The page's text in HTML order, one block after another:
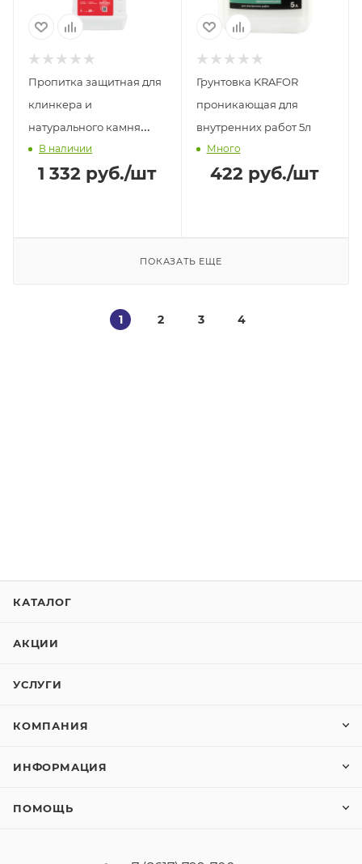
Пропитка защитная для
клинкера и
натурального камня
PLITONIT 1л
В наличии
1 332 руб./шт
Грунтовка KRAFOR
проникающая для
внутренних работ 5л
Много
422 руб./шт
ПОКАЗАТЬ ЕЩЕ
1 2 3 4
КАТАЛОГ
АКЦИИ
УСЛУГИ
КОМПАНИЯ
ИНФОРМАЦИЯ
ПОМОЩЬ